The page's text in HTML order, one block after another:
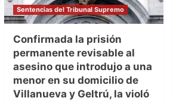
Sentencias del Tribunal Supremo
Confirmada la prisión
permanente revisable al
asesino que introdujo a una
menor en su domicilio de
Villanueva y Geltrú, la violó